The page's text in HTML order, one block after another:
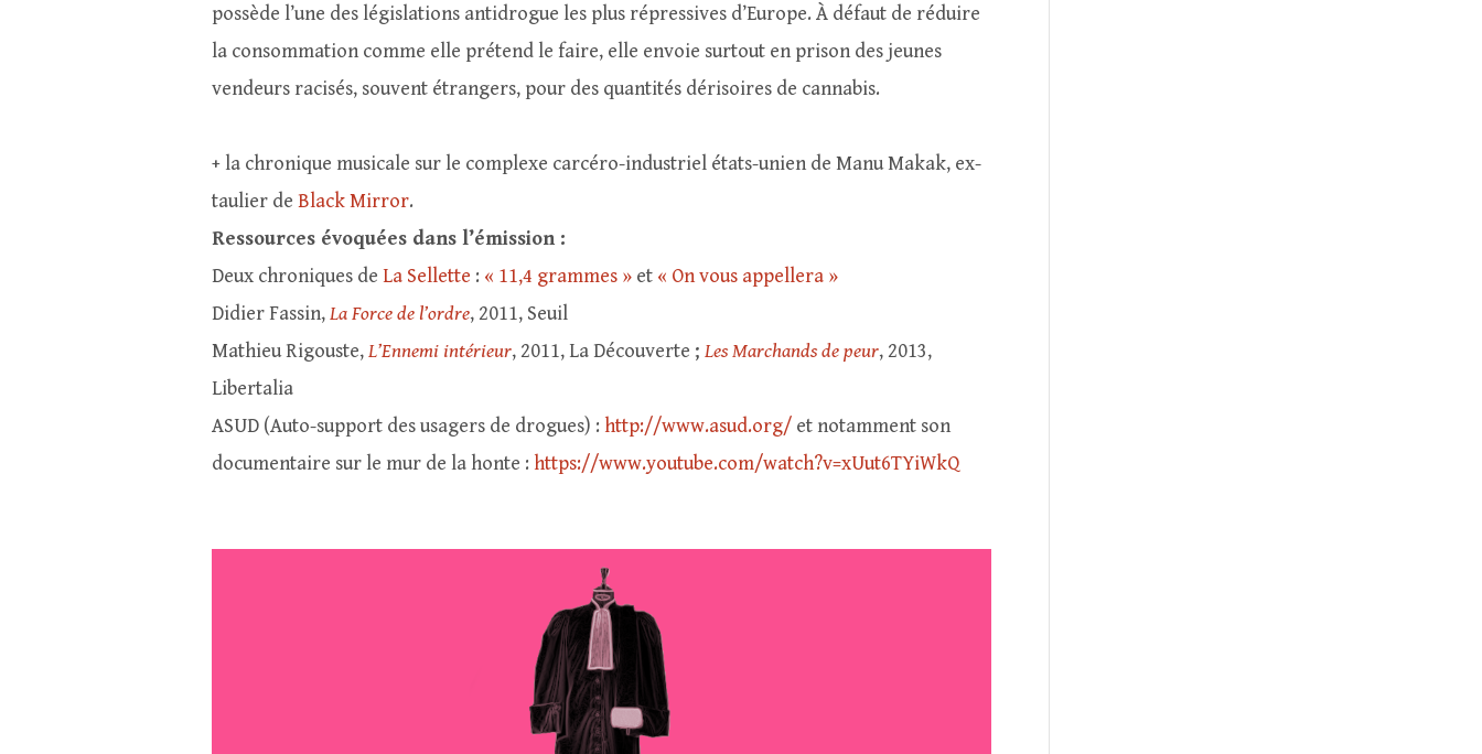
possède l’une des législations antidrogue les plus répressives d’Europe. À défaut de réduire
la consommation comme elle prétend le faire, elle envoie surtout en prison des jeunes
vendeurs racisés, souvent étrangers, pour des quantités dérisoires de cannabis.
+ la chronique musicale sur le complexe carcéro-industriel états-unien de Manu Makak, ex-
taulier de Black Mirror.
Ressources évoquées dans l’émission :
Deux chroniques de La Sellette : « 11,4 grammes » et « On vous appellera »
Didier Fassin,La Force de l’ordre, 2011, Seuil
Mathieu Rigouste,L’Ennemi intérieur, 2011, La Découverte ; Les Marchands de peur, 2013,
Libertalia
ASUD (Auto-support des usagers de drogues) : http://www.asud.org/ et notamment son
documentaire sur le mur de la honte : https://www.youtube.com/watch?v=xUut6TYiWkQ